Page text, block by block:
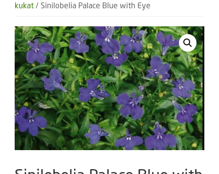
kukat / Sinilobelia Palace Blue with Eye